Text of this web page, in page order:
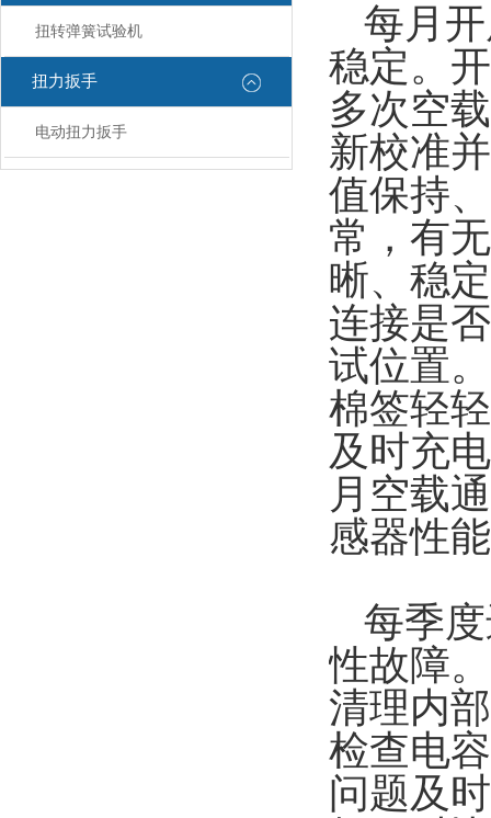
扭转弹簧试验机
扭力扳手
电动扭力扳手
每月
稳定。
多次空
新校准
值保持
常，有
晰、稳
连接是
试位置
棉签轻
及时充
月空载
感器性
每季
性故障
清理内
检查电
问题及